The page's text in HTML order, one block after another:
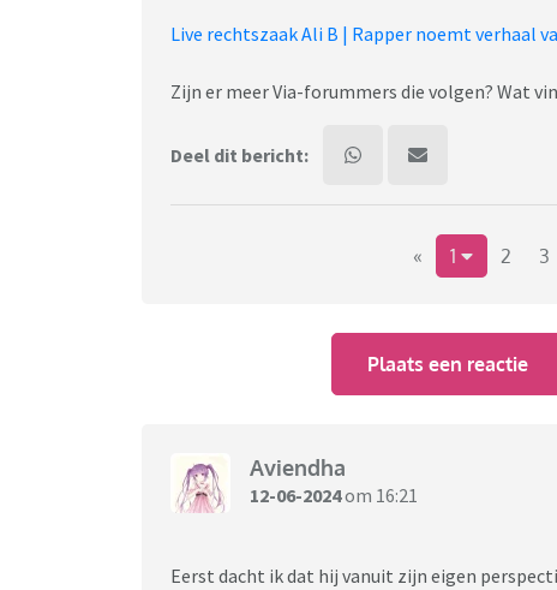
Live rechtszaak Ali B | Rapper noemt verhaal
Zijn er meer Via-forummers die volgen? Wat
Deel dit bericht:
« 1 2 3
Plaats een reactie
Aviendha
12-06-2024om 16:21
Eerst dacht ik dat hij vanuit zijn eigen